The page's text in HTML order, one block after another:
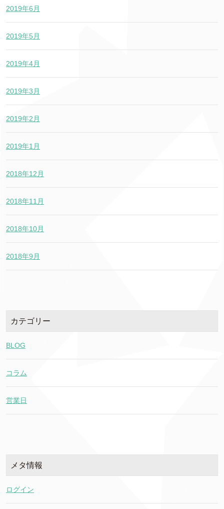
2019年6月
2019年5月
2019年4月
2019年3月
2019年2月
2019年1月
2018年12月
2018年11月
2018年10月
2018年9月
カテゴリー
BLOG
コラム
営業日
メタ情報
ログイン